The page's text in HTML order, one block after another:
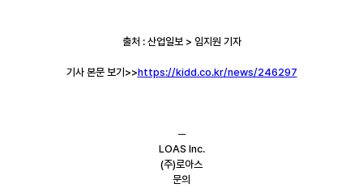
출처 : 산업일보 > 임지원 기자
기사 본문 보기>>https://kidd.co.kr/news/246297
─
LOAS Inc.
(주)로아스
문의